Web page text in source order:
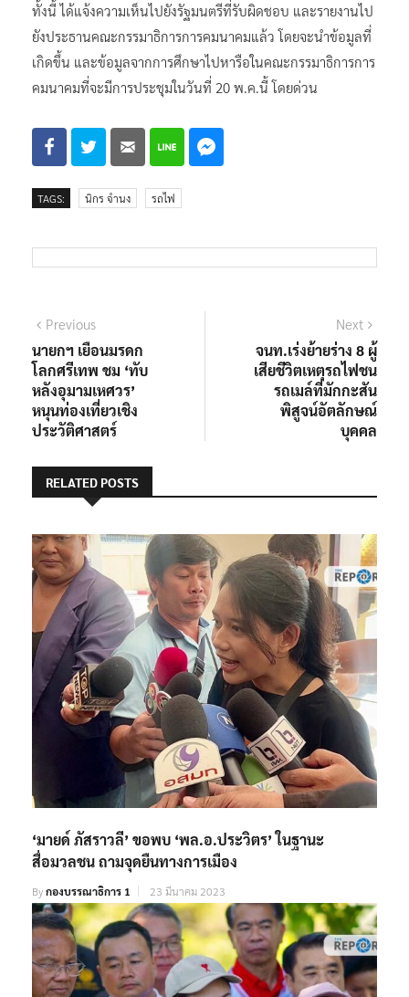
ทั้งนี้ ได้แจ้งความเห็นไปยังรัฐมนตรีที่รับผิดชอบ และรายงานไป
ยังประธานคณะกรรมาธิการการคมนาคมแล้ว โดยจะนำข้อมูลที่
เกิดขึ้น และข้อมูลจากการศึกษาไปหารือในคณะกรรมาธิการการ
คมนาคมที่จะมีการประชุมในวันที่ 20 พ.ค.นี้ โดยด่วน
TAGS: นิกร จำนง รถไฟ
แนะแนว
เรื่อง
PreviousPrevious
post:
นายกฯ เยือนมรดก
โลกศรีเทพ ชม ‘ทับ
หลังอุมามเหศวร’
หนุนท่องเที่ยวเชิง
ประวัติศาสตร์
Next
post:
จนท.เร่งย้ายร่าง 8 ผู้
เสียชีวิตเหตุรถไฟชน
รถเมล์ที่มักกะสัน
พิสูจน์อัตลักษณ์
บุคคล
RELATED POSTS
‘มายด์ ภัสราวลี’ ขอพบ ‘พล.อ.ประวิตร’ ในฐานะ
สื่อมวลชน ถามจุดยืนทางการเมือง
Byกองบรรณาธิการ 1 23 มีนาคม 2023